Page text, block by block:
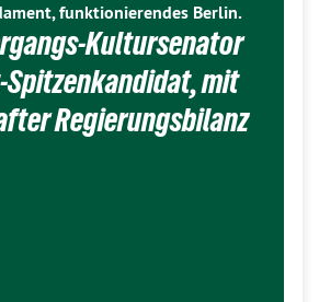
funktionierendes Berlin.
Kultursenator
Spitzenkandidat, mit
Regierungsbilanz